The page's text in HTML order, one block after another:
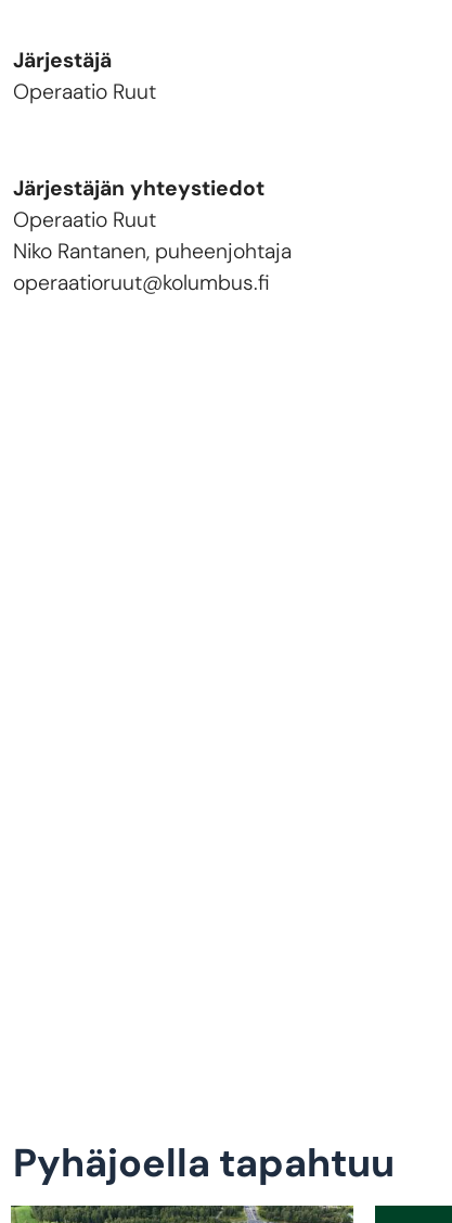
Järjestäjä
Operaatio Ruut
Järjestäjän yhteystiedot
Operaatio Ruut
Niko Rantanen, puheenjohtaja
operaatioruut@kolumbus.fi
Pyhäjoella tapahtuu